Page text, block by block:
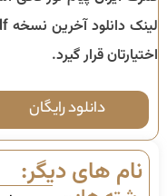
لینک دانلود آخرین نسخه pdf سوالات تا
اختیارتان قرار گیرد.
دانلود رایگان
نام های دیگر: